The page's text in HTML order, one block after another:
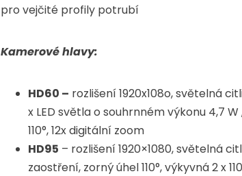
pro vejčité profily potrubí
Kamerové hlavy:
HD60 – rozlišení 1920x108o, světelná
x LED světla o souhrnném výkonu 4,7
110°, 12x digitální zoom
HD95 – rozlišení 1920×1080, světelná
zaostření, zorný úhel 110°, výkyvná 2 x